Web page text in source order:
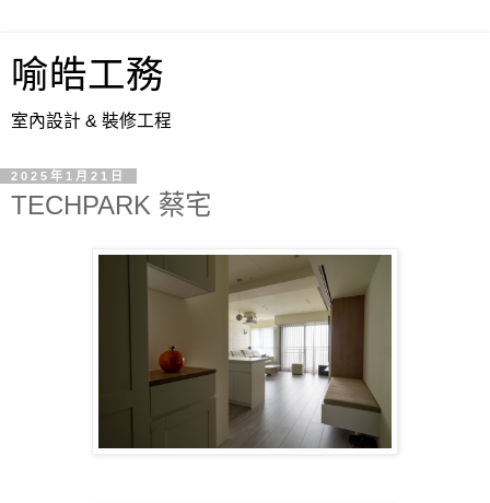
喻皓工務
室內設計 & 裝修工程
2025年1月21日
TECHPARK 蔡宅